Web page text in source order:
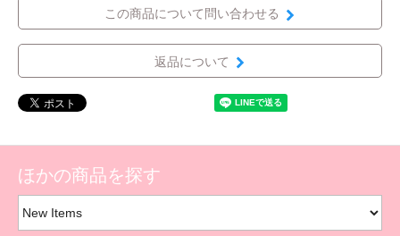
この商品について問い合わせる
返品について
ほかの商品を探す